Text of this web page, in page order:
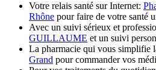
Votre relais santé sur Internet:
Rhône pour faire de votre santé
Avec un suivi sérieux et
GUILLAUME et un suivi
La pharmacie qui vous simplifie
Grand pour commander vos